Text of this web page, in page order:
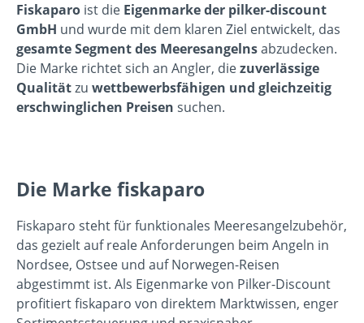
Fiskaparo ist die Eigenmarke der pilker-discount
GmbH und wurde mit dem klaren Ziel entwickelt, das
gesamte Segment des Meeresangelnsabzudecken.
Die Marke richtet sich an Angler, diezuverlässige
Qualitätzu wettbewerbsfähigen und gleichzeitig
erschwinglichen Preisen suchen.
Die Marke fiskaparo
Fiskaparo steht für funktionales Meeresangelzubehör,
das gezielt auf reale Anforderungen beim Angeln in
Nordsee, Ostsee und auf Norwegen-Reisen
abgestimmt ist. Als Eigenmarke von Pilker-Discount
profitiert fiskaparo von direktem Marktwissen, enger